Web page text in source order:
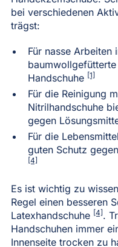
bei verschiedenen
trägst:
Für nasse Arbeiten
Handschuhe [1]
Für die Reinigung
Nitrilhandschuhe
gegen
Für die
guten Schutz
[4]
Es ist wichtig zu
Regel einen besseren
Latexhandschuhe [4] .
Handschuhen immer
Innenseite trocken zu